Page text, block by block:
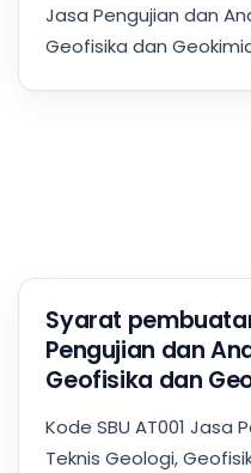
Jasa Pengujian dan
Geofisika dan
Syarat
Pengujian dan
Geofisika dan
Kode SBU AT001 Jasa
Teknis Geologi,